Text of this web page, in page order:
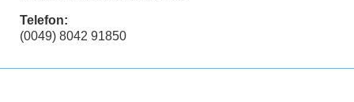
Telefon:
(0049) 8042 91850